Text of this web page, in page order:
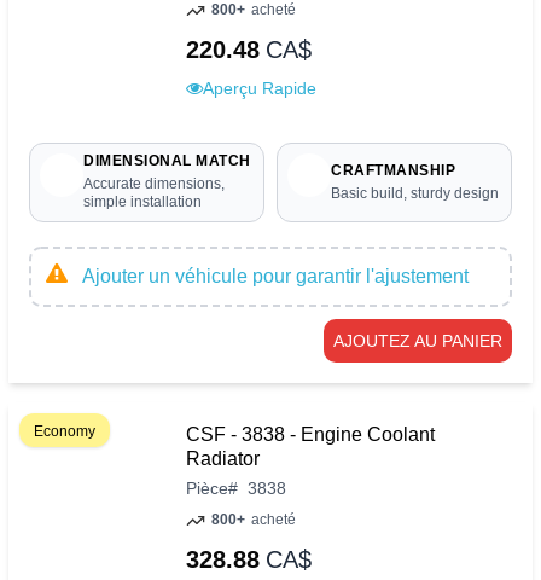
800+ acheté
220.48 CA$
Aperçu Rapide
DIMENSIONAL MATCH
Accurate dimensions,
simple installation
CRAFTMANSHIP
Basic build, sturdy design
Ajouter un véhicule pour garantir l'ajustement
AJOUTEZ AU PANIER
Economy
CSF - 3838 - Engine Coolant
Radiator
Pièce# 3838
800+ acheté
328.88 CA$